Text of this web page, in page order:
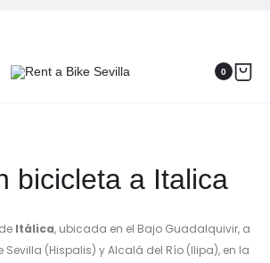
0
CONWAY
bicicleta a Italica
Itálica, ubicada en el Bajo Guadalquivir, a
(Hispalis) y Alcalá del Río (Ilipa), en la